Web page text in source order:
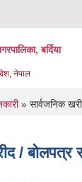
बर्दिया
नेपाल
» सार्वजनिक
/ बोलपत्र